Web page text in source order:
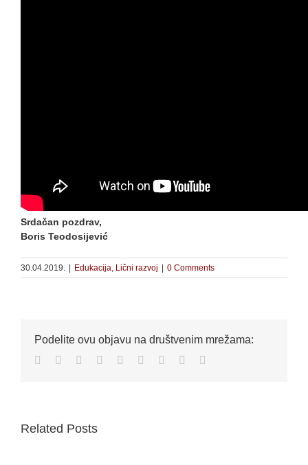
Srdačan pozdrav,
Boris Teodosijević
30.04.2019. Edukacija, Lični razvoj 0 Comments
Podelite ovu objavu na društvenim mrežama:
Facebook
TwitterReddit LinkedInWhatsApp
TumblrPinterest
Related Posts